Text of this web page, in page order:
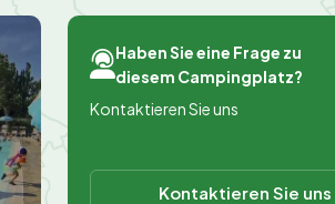
Haben Sie eine Frage zu
diesem Campingplatz?
Kontaktieren Sie uns
Kontaktieren Sie uns